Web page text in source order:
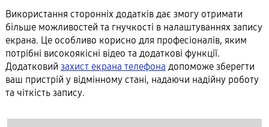
Використання сторонніх додатків дає змогу отримати
більше можливостей та гнучкості в налаштуваннях запису
екрана. Це особливо корисно для професіоналів, яким
потрібні високоякісні відео та додаткові функції.
Додатковий захист екрана телефона допоможе зберегти
ваш пристрій у відмінному стані, надаючи надійну роботу
та чіткість запису.